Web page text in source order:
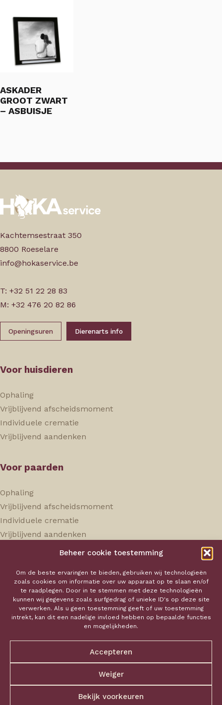
Beheer cookie toestemming
Om de beste ervaringen te bieden, gebruiken wij technologieën
zoals cookies om informatie over uw apparaat op te slaan en/of
te raadplegen. Door in te stemmen met deze technologieën
kunnen wij gegevens zoals surfgedrag of unieke ID's op deze site
verwerken. Als u geen toestemming geeft of uw toestemming
intrekt, kan dit een nadelige invloed hebben op bepaalde functies
en mogelijkheden.
Accepteren
Weiger
Bekijk voorkeuren
ASKADER
GROOT ZWART
– ASBUISJE
Kachtemsestraat 350
8800 Roeselare
info@hokaservice.be
T: +32 51 22 28 83
M: +32 476 20 82 86
Openingsuren Dierenarts info
Voor huisdieren
Ophaling
Vrijblijvend afscheidsmoment
Individuele crematie
Vrijblijvend aandenken
Voor paarden
Ophaling
Vrijblijvend afscheidsmoment
Individuele crematie
Vrijblijvend aandenken
Over ons
Onze tarieven
Aandenken